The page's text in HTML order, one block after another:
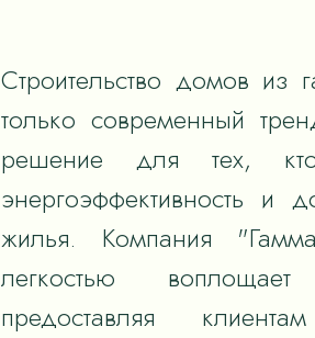
Строительство домов из
только современный
решение для тех,
энергоэффективность и
жилья. Компания
легкостью
предоставляя